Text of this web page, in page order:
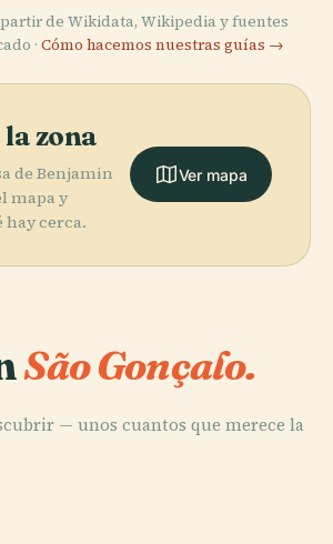
de Wikidata, Wikipedia y fuentes
· Cómo hacemos nuestras guías →
zona
de Benjamin
mapa y
hay cerca.
Ver mapa
São Gonçalo.
— unos cuantos que merece la